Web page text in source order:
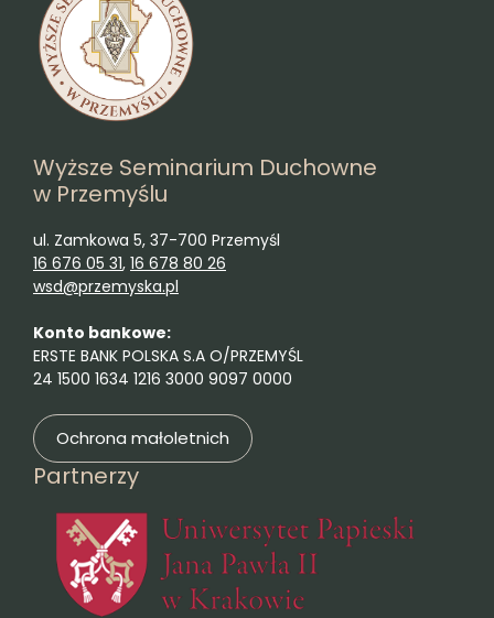
Wyższe Seminarium Duchowne
w Przemyślu
ul. Zamkowa 5, 37-700 Przemyśl
16 676 05 31, 16 678 80 26
wsd@przemyska.pl
Konto bankowe:
ERSTE BANK POLSKA S.A O/PRZEMYŚL
24 1500 1634 1216 3000 9097 0000
Ochrona małoletnich
Partnerzy